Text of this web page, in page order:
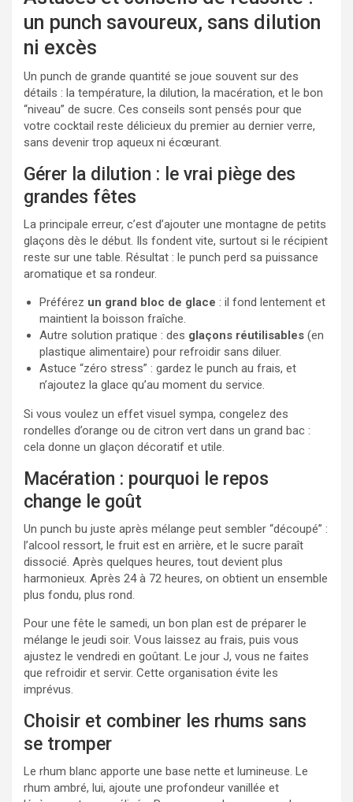
un punch savoureux, sans dilution
ni excès
Un punch de grande quantité se joue souvent sur des
détails : la température, la dilution, la macération, et le bon
“niveau” de sucre. Ces conseils sont pensés pour que
votre cocktail reste délicieux du premier au dernier verre,
sans devenir trop aqueux ni écœurant.
Gérer la dilution : le vrai piège des
grandes fêtes
La principale erreur, c’est d’ajouter une montagne de petits
glaçons dès le début. Ils fondent vite, surtout si le récipient
reste sur une table. Résultat : le punch perd sa puissance
aromatique et sa rondeur.
Préférez un grand bloc de glace : il fond lentement et
maintient la boisson fraîche.
Autre solution pratique : des glaçons réutilisables (en
plastique alimentaire) pour refroidir sans diluer.
Astuce “zéro stress” : gardez le punch au frais, et
n’ajoutez la glace qu’au moment du service.
Si vous voulez un effet visuel sympa, congelez des
rondelles d’orange ou de citron vert dans un grand bac :
cela donne un glaçon décoratif et utile.
Macération : pourquoi le repos
change le goût
Un punch bu juste après mélange peut sembler “découpé” :
l’alcool ressort, le fruit est en arrière, et le sucre paraît
dissocié. Après quelques heures, tout devient plus
harmonieux. Après 24 à 72 heures, on obtient un ensemble
plus fondu, plus rond.
Pour une fête le samedi, un bon plan est de préparer le
mélange le jeudi soir. Vous laissez au frais, puis vous
ajustez le vendredi en goûtant. Le jour J, vous ne faites
que refroidir et servir. Cette organisation évite les
imprévus.
Choisir et combiner les rhums sans
se tromper
Le rhum blanc apporte une base nette et lumineuse. Le
rhum ambré, lui, ajoute une profondeur vanillée et